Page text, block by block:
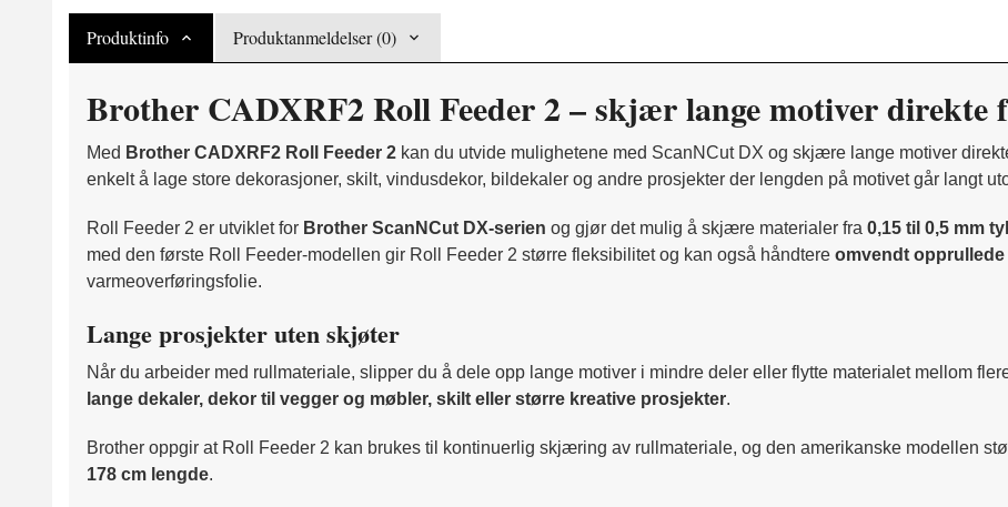
Produktinfo Produktanmeldelser (0)
Brother CADXRF2 Roll Feeder 2 – skjær lange motiver
Med Brother CADXRF2 Roll Feeder 2 kan du utvide mulighetene med ScanNCut DX og skjære lange motiver
enkelt å lage store dekorasjoner, skilt, vindusdekor, bildekaler og andre prosjekter der lengden på motivet går langt
Roll Feeder 2 er utviklet for Brother ScanNCut DX-serien og gjør det mulig å skjære materialer fra 0,15 til 0,5 mm
med den første Roll Feeder-modellen gir Roll Feeder 2 større fleksibilitet og kan også håndtere omvendt opprullede
varmeoverføringsfolie.
Lange prosjekter uten skjøter
Når du arbeider med rullmateriale, slipper du å dele opp lange motiver i mindre deler eller flytte materialet mellom
lange dekaler, dekor til vegger og møbler, skilt eller større kreative prosjekter.
Brother oppgir at Roll Feeder 2 kan brukes til kontinuerlig skjæring av rullmateriale, og den amerikanske modellen
178 cm lengde.